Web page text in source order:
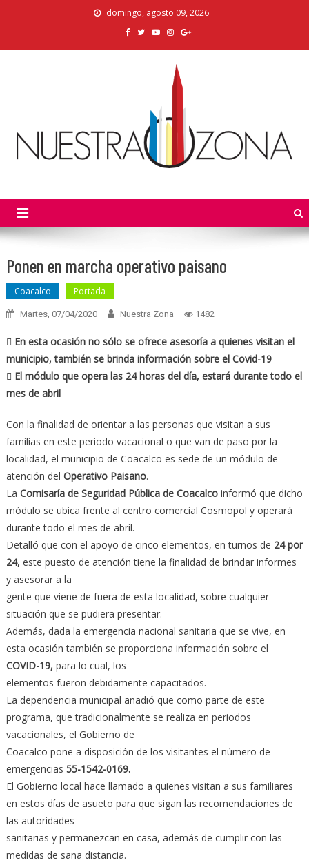
domingo, agosto 09, 2026
Ponen en marcha operativo paisano
Coacalco Portada
Martes, 07/04/2020 Nuestra Zona 1482
 En esta ocasión no sólo se ofrece asesoría a quienes visitan el
municipio, también se brinda información sobre el Covid-19
 El módulo que opera las 24 horas del día, estará durante todo el
mes de abril
Con la finalidad de orientar a las personas que visitan a sus
familias en este periodo vacacional o que van de paso por la
localidad, el municipio de Coacalco es sede de un módulo de
atención del Operativo Paisano.
La Comisaría de Seguridad Pública de Coacalcoinformó que dicho
módulo se ubica frente al centro comercial Cosmopol y operará
durante todo el mes de abril.
Detalló que con el apoyo de cinco elementos, en turnos de 24 por
24, este puesto de atención tiene la finalidad de brindar informes
y asesorar a la
gente que viene de fuera de esta localidad, sobre cualquier
situación que se pudiera presentar.
Además, dada la emergencia nacional sanitaria que se vive, en
esta ocasión también se proporciona información sobre el
COVID-19, para lo cual, los
elementos fueron debidamente capacitados.
La dependencia municipal añadió que como parte de este
programa, que tradicionalmente se realiza en periodos
vacacionales, el Gobierno de
Coacalco pone a disposición de los visitantes el número de
emergencias 55-1542-0169.
El Gobierno local hace llamado a quienes visitan a sus familiares
en estos días de asueto para que sigan las recomendaciones de
las autoridades
sanitarias y permanezcan en casa, además de cumplir con las
medidas de sana distancia.